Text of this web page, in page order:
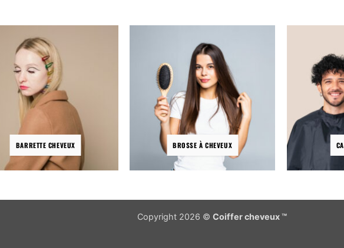
être
choisies
sur
la
page
du
produit
BARRETTE CHEVEUX BROSSE À CHEVEUX
Copyright 2026 © Coiffer cheveux ™